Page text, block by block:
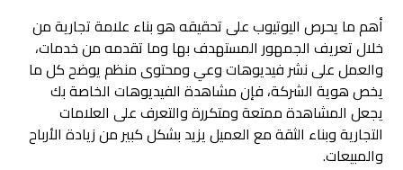
أهم ما يحرص اليوتيوب على تحقيقه هو بناء علامة تجارية من
خلال تعريف الجمهور المستهدف بها وما تقدمه من خدمات،
والعمل على نشر فيديوهات وعي ومحتوى منظم يوضح كل ما
يخص هوية الشركة، فإن مشاهدة الفيديوهات الخاصة بك
يجعل المشاهدة ممتعة ومتكررة والتعرف على العلامات
التجارية وبناء الثقة مع العميل يزيد بشكل كبير من زيادة الأرباح
والمبيعات.